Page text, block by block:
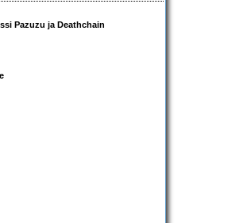
Pazuzu ja Deathchain